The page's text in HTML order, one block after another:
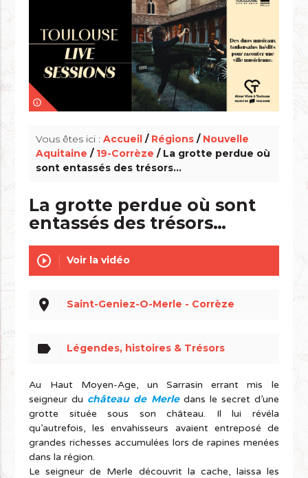
info_outline
Vous êtes ici :Accueil / Régions / Nouvelle
Aquitaine / 19-Corrèze / La grotte perdue où
sont entassés des trésors…
La grotte perdue où sont
entassés des trésors…
play_circle_outline Voir la vidéo
place Saint-Geniez-O-Merle - Corrèze
label Légendes, histoires & Trésors
Au Haut Moyen-Age, un Sarrasin errant mis le
seigneur du château de Merledans le secret d’une
grotte située sous son château. Il lui révéla
qu’autrefois, les envahisseurs avaient entreposé de
grandes richesses accumulées lors de rapines menées
dans la région.
Le seigneur de Merle découvrit la cache, laissa les